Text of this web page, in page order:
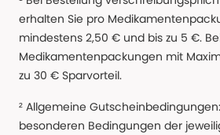
erhalten Sie pro
mindestens 2,50 € und bis zu 5 €.
Medikamentenpackungen mit
zu 30 € Sparvorteil.
² Allgemeine
besonderen Bedingungen der